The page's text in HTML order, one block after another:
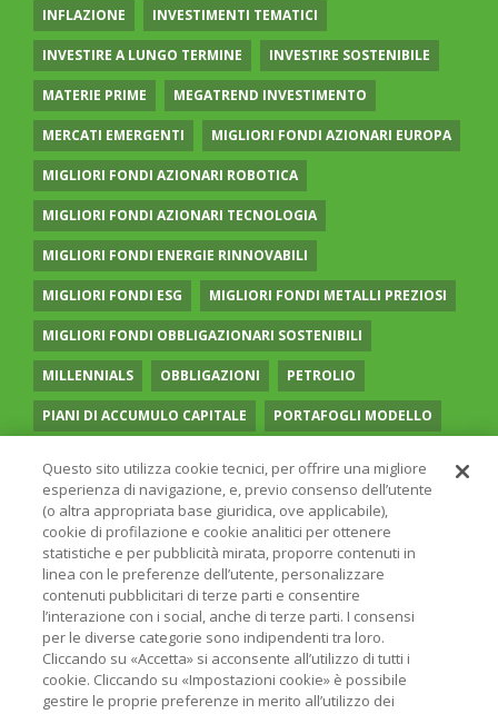
INFLAZIONE INVESTIMENTI TEMATICI
INVESTIRE A LUNGO TERMINE INVESTIRE SOSTENIBILE
MATERIE PRIME MEGATREND INVESTIMENTO
MERCATI EMERGENTI MIGLIORI FONDI AZIONARI EUROPA
MIGLIORI FONDI AZIONARI ROBOTICA
MIGLIORI FONDI AZIONARI TECNOLOGIA
MIGLIORI FONDI ENERGIE RINNOVABILI
MIGLIORI FONDI ESG MIGLIORI FONDI METALLI PREZIOSI
MIGLIORI FONDI OBBLIGAZIONARI SOSTENIBILI
MILLENNIALS OBBLIGAZIONI PETROLIO
PIANI DI ACCUMULO CAPITALE PORTAFOGLI MODELLO
RISPARMIO GESTITO SOCIAL MEDIA STILE VALUE
TASSI UGUAGLIANZA DI GENERE VOLATILITÀ
© 2026 ONLINE SIM - ONLINE SIM È UNA SOCIETÀ DEL
GRUPPO BANCARIOERSEL - P.IVA 12927410154
Questo sito utilizza cookie tecnici, per offrire una migliore
esperienza di navigazione, e, previo consenso dell’utente
(o altra appropriata base giuridica, ove applicabile),
cookie di profilazione e cookie analitici per ottenere
statistiche e per pubblicità mirata, proporre contenuti in
linea con le preferenze dell’utente, personalizzare
contenuti pubblicitari di terze parti e consentire
l’interazione con i social, anche di terze parti. I consensi
per le diverse categorie sono indipendenti tra loro.
Cliccando su «Accetta» si acconsente all’utilizzo di tutti i
cookie. Cliccando su «Impostazioni cookie» è possibile
gestire le proprie preferenze in merito all’utilizzo dei